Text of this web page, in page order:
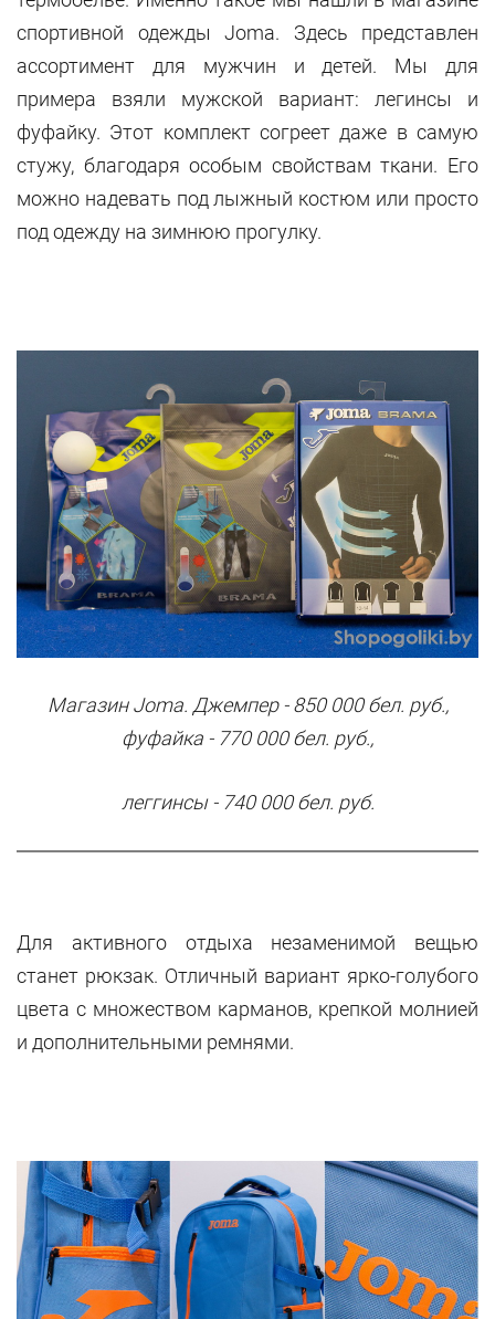
спортивной одежды Joma. Здесь представлен
ассортимент для мужчин и детей. Мы для
примера взяли мужской вариант: легинсы и
фуфайку. Этот комплект согреет даже в самую
стужу, благодаря особым свойствам ткани. Его
можно надевать под лыжный костюм или просто
под одежду на зимнюю прогулку.
Магазин Joma. Джемпер - 850 000 бел. руб.,
фуфайка - 770 000 бел. руб.,
леггинсы - 740 000 бел. руб.
Для активного отдыха незаменимой вещью
станет рюкзак. Отличный вариант ярко-голубого
цвета с множеством карманов, крепкой молнией
и дополнительными ремнями.